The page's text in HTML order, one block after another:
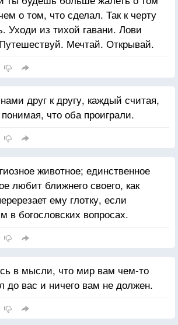
о том, что сделал. Так к черту
Уходи из тихой гавани. Лови
Мечтай. Открывай.
друг к другу, каждый считая,
что оба проиграли.
животное; единственное
любит ближнего своего, как
ему глотку, если
в богословских вопросах.
в мысли, что мир вам чем-то
вас и ничего вам не должен.